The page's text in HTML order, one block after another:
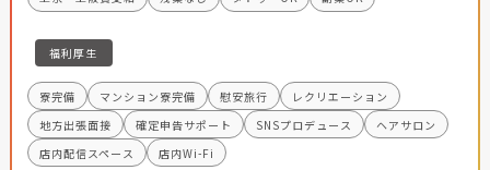
福利厚生
寮完備 マンション寮完備 慰安旅行
レクリエーション
地方出張面接
確定申告サポート SNSプロデュース
ヘアサロン
店内配信スペース
店内Wi-Fi